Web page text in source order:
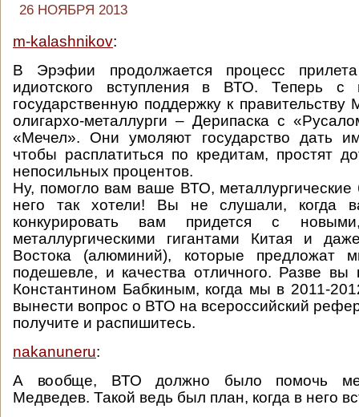
26 НОЯБРЯ 2013
m-kalashnikov:
В Эрэфии продолжается процесс
идиотского вступления в ВТО. Теперь с
государственную поддержку к
олигархо-металлурги – Дерипаска с
«Мечел». Они умоляют государство дать
чтобы расплатиться по кредитам, простят
непосильных процентов.
Ну, помогло вам ваше ВТО,
него так хотели! Вы не слушали, когда
конкурировать вам придется с
металлургическими гигантами Китая и
Востока (алюминий), которые предложат
подешевле, и качества отличного. Разве
Константином Бабкиным, когда мы в 2011-
вынести вопрос о ВТО на всероссийский
получите и распишитесь.
nakanuneru:
А вообще, ВТО должно было помочь
Медведев. Такой ведь был план, когда в него